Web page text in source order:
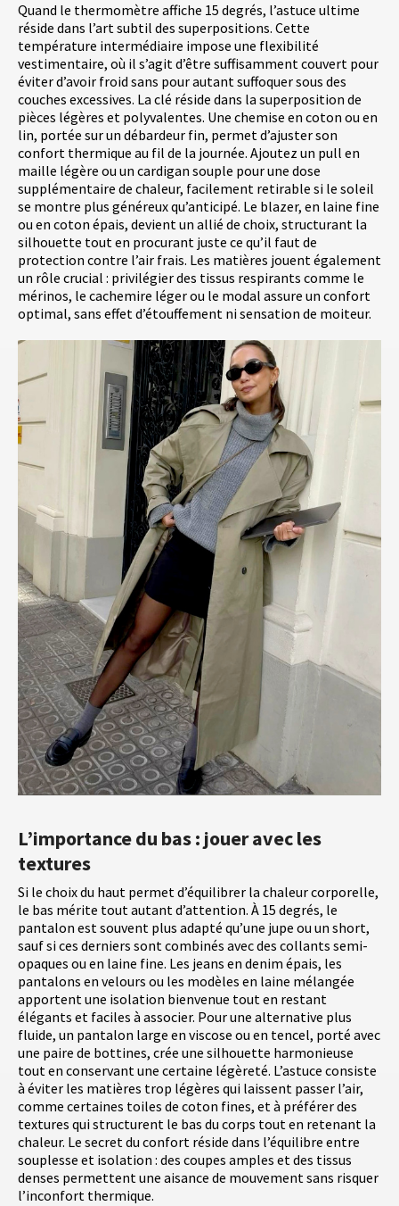
Quand le thermomètre affiche 15 degrés, l’astuce ultime
réside dans l’art subtil des superpositions. Cette
température intermédiaire impose une flexibilité
vestimentaire, où il s’agit d’être suffisamment couvert pour
éviter d’avoir froid sans pour autant suffoquer sous des
couches excessives. La clé réside dans la superposition de
pièces légères et polyvalentes. Une chemise en coton ou en
lin, portée sur un débardeur fin, permet d’ajuster son
confort thermique au fil de la journée. Ajoutez un pull en
maille légère ou un cardigan souple pour une dose
supplémentaire de chaleur, facilement retirable si le soleil
se montre plus généreux qu’anticipé. Le blazer, en laine fine
ou en coton épais, devient un allié de choix, structurant la
silhouette tout en procurant juste ce qu’il faut de
protection contre l’air frais. Les matières jouent également
un rôle crucial : privilégier des tissus respirants comme le
mérinos, le cachemire léger ou le modal assure un confort
optimal, sans effet d’étouffement ni sensation de moiteur.
L’importance du bas : jouer avec les
textures
Si le choix du haut permet d’équilibrer la chaleur corporelle,
le bas mérite tout autant d’attention. À 15 degrés, le
pantalon est souvent plus adapté qu’une jupe ou un short,
sauf si ces derniers sont combinés avec des collants semi-
opaques ou en laine fine. Les jeans en denim épais, les
pantalons en velours ou les modèles en laine mélangée
apportent une isolation bienvenue tout en restant
élégants et faciles à associer. Pour une alternative plus
fluide, un pantalon large en viscose ou en tencel, porté avec
une paire de bottines, crée une silhouette harmonieuse
tout en conservant une certaine légèreté. L’astuce consiste
à éviter les matières trop légères qui laissent passer l’air,
comme certaines toiles de coton fines, et à préférer des
textures qui structurent le bas du corps tout en retenant la
chaleur. Le secret du confort réside dans l’équilibre entre
souplesse et isolation : des coupes amples et des tissus
denses permettent une aisance de mouvement sans risquer
l’inconfort thermique.